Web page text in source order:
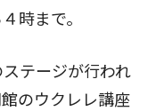
時まで。
テージが行われ
のウクレレ講座